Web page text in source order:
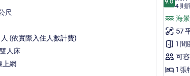
相
片
to
Ushuaia
Club
的
情
尺
人 (依實際入住人數計費)
人床
上網
Can
Suite
-
Stage
View
9.0 分
4 則
(4
則
評
論)
海景
57
1 間
可
1 張